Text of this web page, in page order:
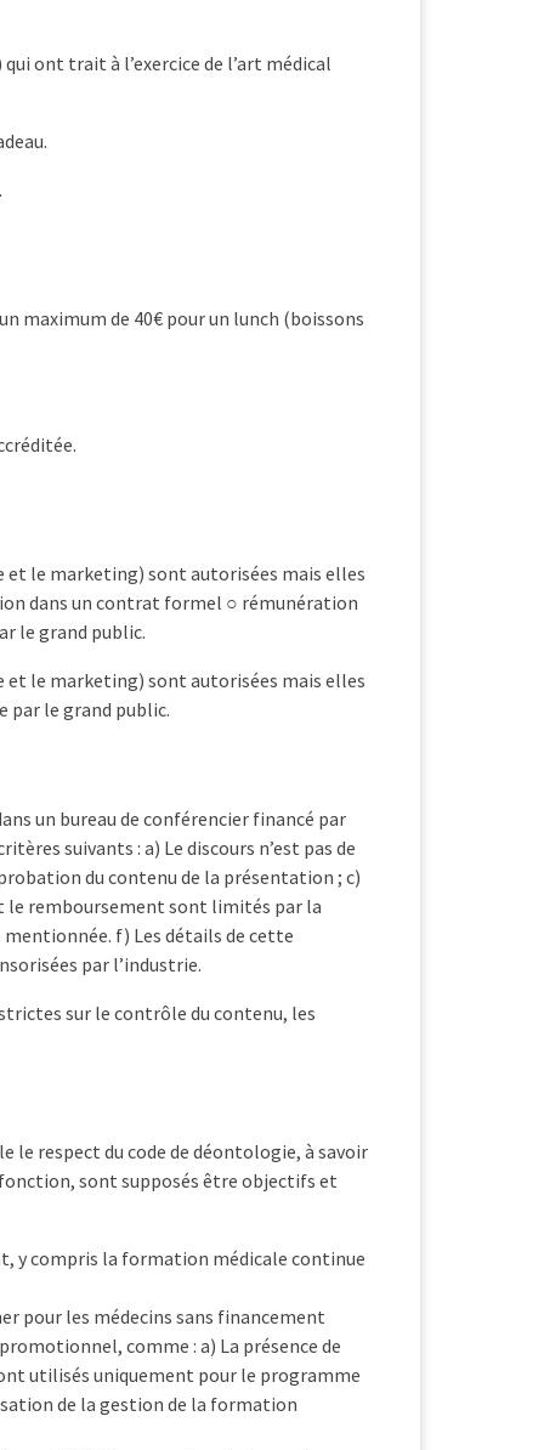
ont trait à l’exercice de l’art médical
maximum de 40€ pour un lunch (boissons
et le marketing) sont autorisées mais elles
dans un contrat formel ○ rémunération
le grand public.
et le marketing) sont autorisées mais elles
par le grand public.
un bureau de conférencier financé par
suivants : a) Le discours n’est pas de
du contenu de la présentation ; c)
le remboursement sont limités par la
mentionnée. f) Les détails de cette
par l’industrie.
sur le contrôle du contenu, les
le respect du code de déontologie, à savoir
sont supposés être objectifs et
y compris la formation médicale continue
pour les médecins sans financement
comme : a) La présence de
utilisés uniquement pour le programme
de la gestion de la formation